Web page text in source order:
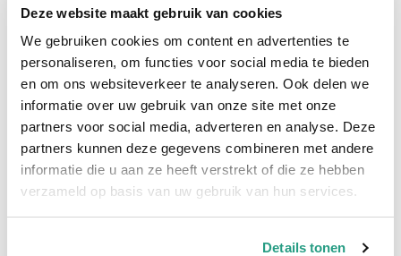
Deze website maakt gebruik van cookies
We gebruiken cookies om content en advertenties te
personaliseren, om functies voor social media te bieden
en om ons websiteverkeer te analyseren. Ook delen we
informatie over uw gebruik van onze site met onze
partners voor social media, adverteren en analyse. Deze
partners kunnen deze gegevens combineren met andere
informatie die u aan ze heeft verstrekt of die ze hebben
verzameld op basis van uw gebruik van hun services.
Details tonen
Meer informatie
Maatvoering koppeling 92 x 97mm / M8
Materiaal RVS
We zijn beschikbaar van ma t/m vr van 08:00 tot 17:00 uur.